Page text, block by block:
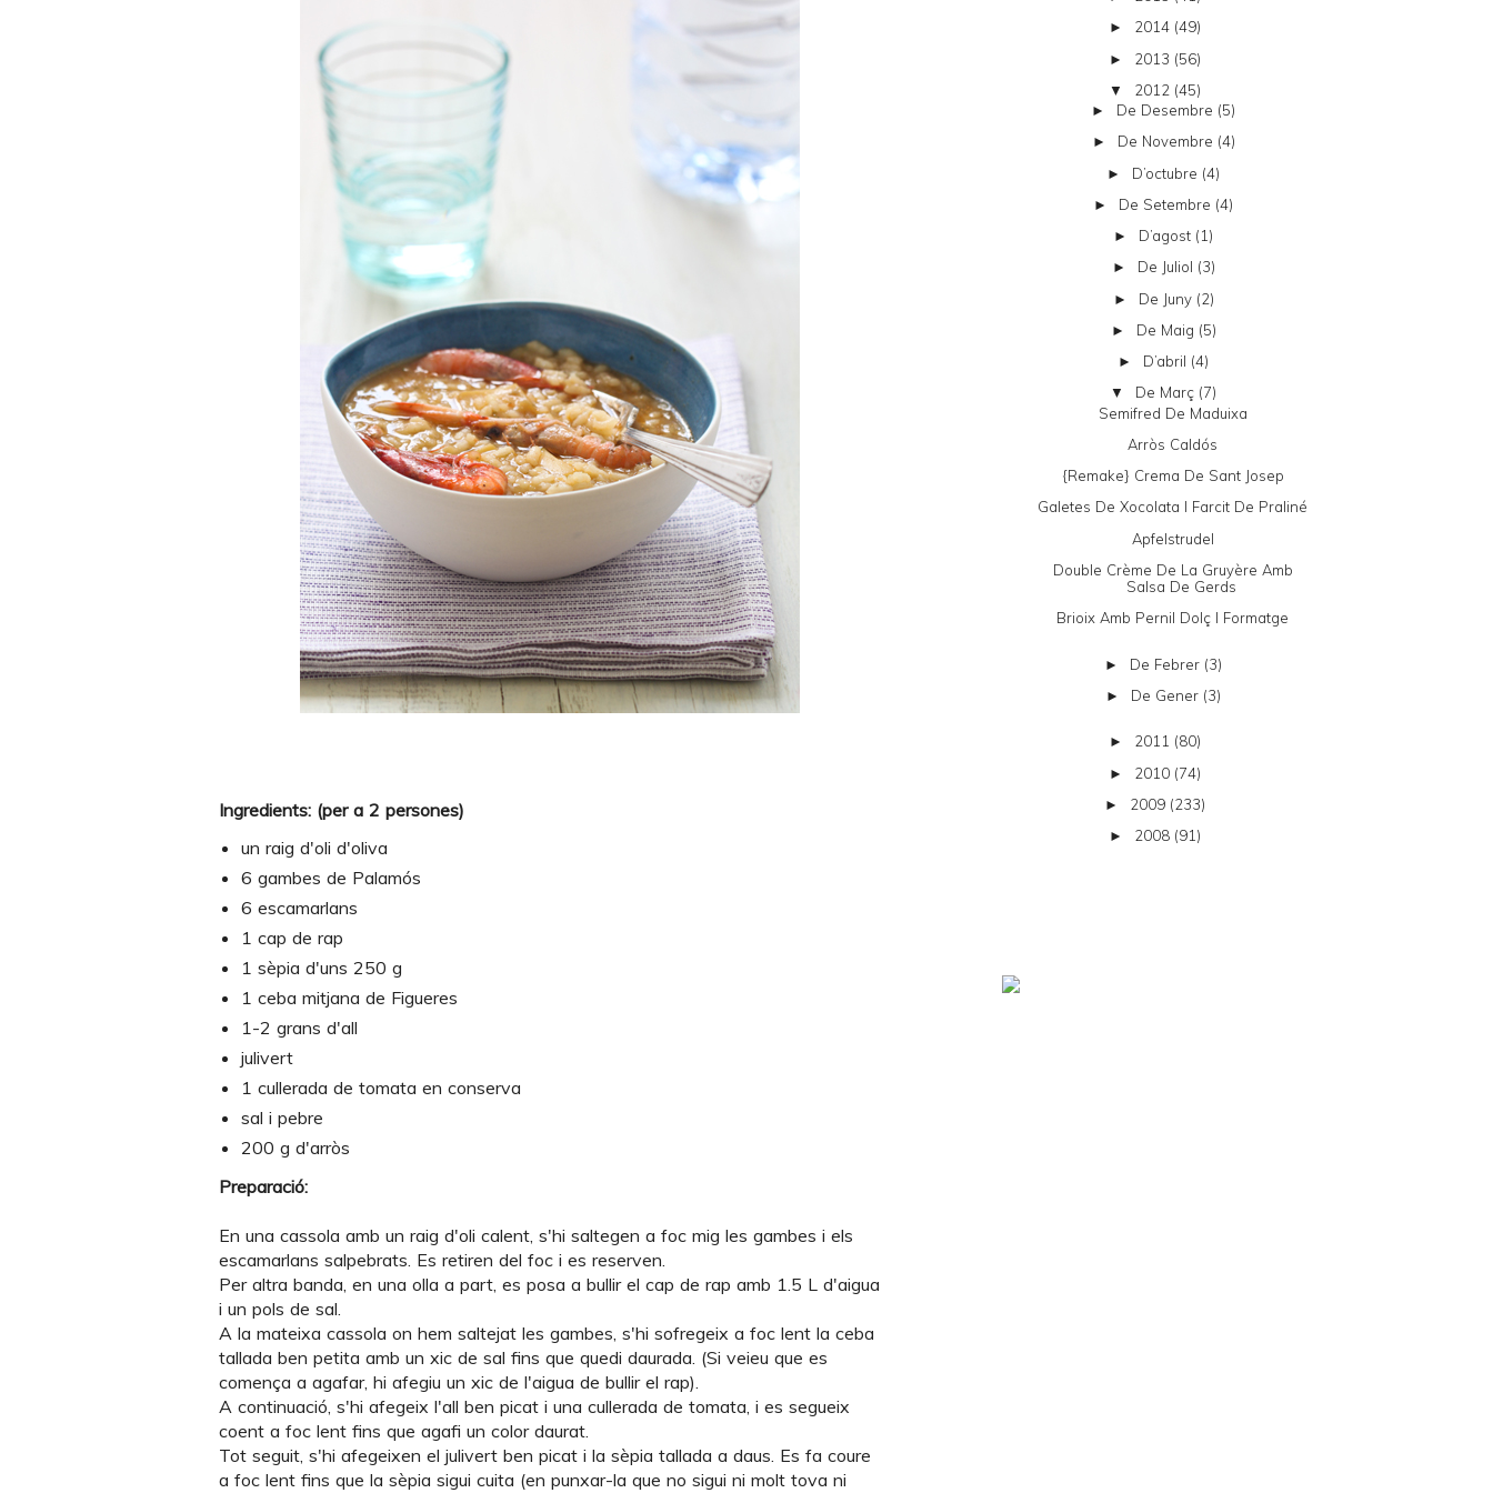
Ingredients: (per a 2 persones)
un raig d'oli d'oliva
6 gambes de Palamós
6 escamarlans
1 cap de rap
1 sèpia d'uns 250 g
1 ceba mitjana de Figueres
1-2 grans d'all
julivert
1 cullerada de tomata en conserva
sal i pebre
200 g d'arròs
Preparació:
En una cassola amb un raig d'oli calent, s'hi saltegen a foc mig les gambes i els
escamarlans salpebrats. Es retiren del foc i es reserven.
Per altra banda, en una olla a part, es posa a bullir el cap de rap amb 1.5 L d'aigua
i un pols de sal.
A la mateixa cassola on hem saltejat les gambes, s'hi sofregeix a foc lent la ceba
tallada ben petita amb un xic de sal fins que quedi daurada. (Si veieu que es
comença a agafar, hi afegiu un xic de l'aigua de bullir el rap).
A continuació, s'hi afegeix l'all ben picat i una cullerada de tomata, i es segueix
coent a foc lent fins que agafi un color daurat.
Tot seguit, s'hi afegeixen el julivert ben picat i la sèpia tallada a daus. Es fa coure
a foc lent fins que la sèpia sigui cuita (en punxar-la que no sigui ni molt tova ni
► 2014 (49)
► 2013 (56)
▼ 2012 (45)
► De Desembre (5)
► De Novembre (4)
► D’octubre (4)
► De Setembre (4)
► D’agost (1)
► De Juliol (3)
► De Juny (2)
► De Maig (5)
► D’abril (4)
▼ De Març (7)
Semifred De Maduixa
Arròs Caldós
{remake} Crema De Sant Josep
Galetes De Xocolata I Farcit De Praliné
Apfelstrudel
Double Crème De La Gruyère Amb
Salsa De Gerds
Brioix Amb Pernil Dolç I Formatge
► De Febrer (3)
► De Gener (3)
► 2011 (80)
► 2010 (74)
► 2009 (233)
► 2008 (91)